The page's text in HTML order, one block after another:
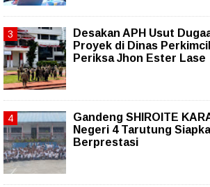
Desakan APH Usut
Proyek di Dinas
Periksa Jhon Ester Lase
Gandeng SHIROITE
Negeri 4 Tarutung
Berprestasi